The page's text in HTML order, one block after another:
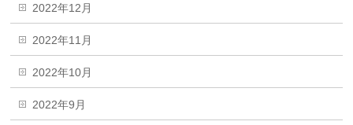
2022年12月
2022年11月
2022年10月
2022年9月